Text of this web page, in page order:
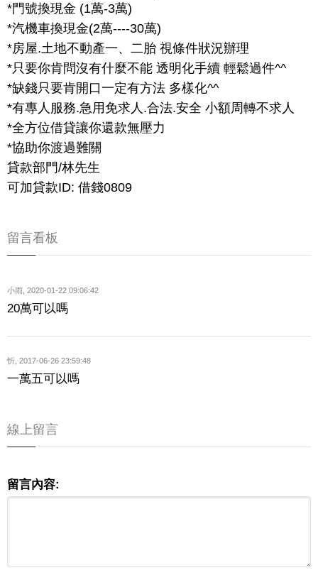
*門號換現金 (1萬-3萬)
*汽機車換現金(2萬----30萬)
*房屋.土地不動產一、二胎 視條件狀況辦理
*只要你肯問沒有什麼不能 透明化手續 輕鬆過件^^
*缺錢只要肯開口一定有方法 多樣化^^
*有專人服務.急用免求人.合法.安全 小額周轉不求人
*全方位借貸讓你還款無壓力
*協助你渡過難關
貸款部門/林先生
可加貸款ID: 借錢0809
留言看板
小雨 2020-01-22 09:06:42
20萬可以嗎
忻 2017-06-26 23:59:48
一萬五可以嗎
線上留言
留言內容: